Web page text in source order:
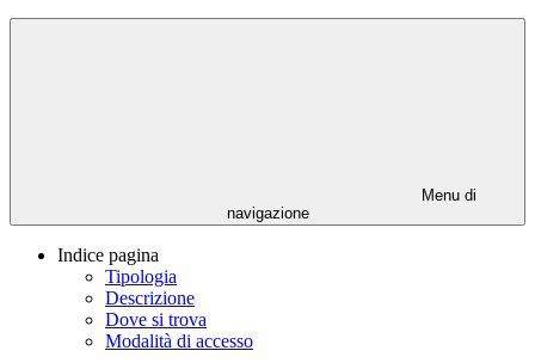
Menu di
navigazione
Indice pagina
Tipologia
Descrizione
Dove si trova
Modalità di accesso